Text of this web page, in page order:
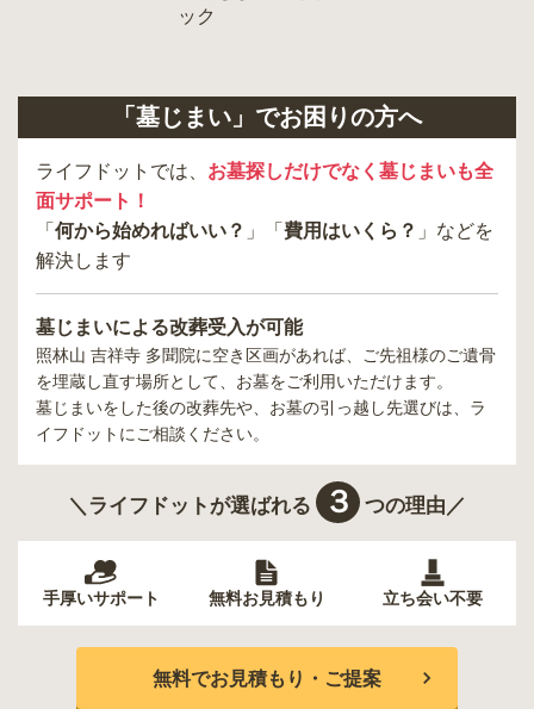
「墓じまい」でお困りの方へ
ライフドットでは、 お墓探しだけでなく墓じまいも全
面サポート！
「 何から始めればいい？ 」「 費用はいくら？ 」などを
解決します
墓じまいによる改葬受入が可能
照林山 吉祥寺 多聞院に空き区画があれば、ご先祖様のご遺骨
を埋蔵し直す場所として、お墓をご利用いただけます。
墓じまいをした後の改葬先や、お墓の引っ越し先選びは、ラ
イフドットにご相談ください。
＼ライフドットが選ばれる ３ つの理由／
手厚いサポート 無料お見積もり 立ち会い不要
無料でお見積もり・ご提案